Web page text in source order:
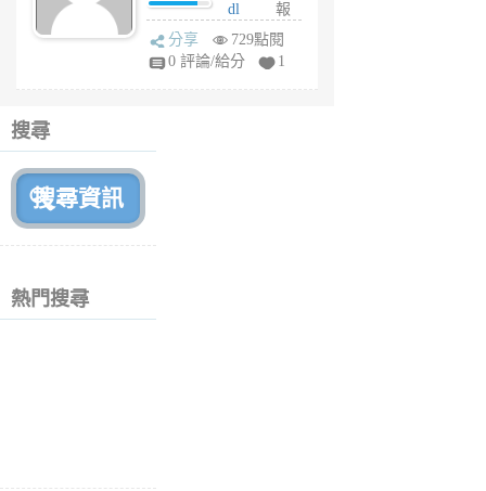
前
dl
sq
fy
報
分享
729點閱
0 評論/給分
1
搜尋
熱門搜尋